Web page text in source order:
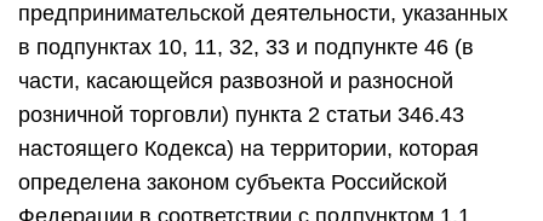
предпринимательской деятельности, указанных
в подпунктах 10, 11, 32, 33 и подпункте 46 (в
части, касающейся развозной и разносной
розничной торговли) пункта 2 статьи 346.43
настоящего Кодекса) на территории, которая
определена законом субъекта Российской
Федерации в соответствии с подпунктом 1.1